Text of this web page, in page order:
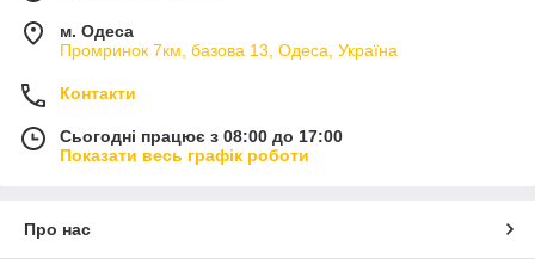
м. Одеса
Промринок 7км, базова 13, Одеса, Україна
Контакти
Сьогодні працює з 08:00 до 17:00
Показати весь графік роботи
Про нас